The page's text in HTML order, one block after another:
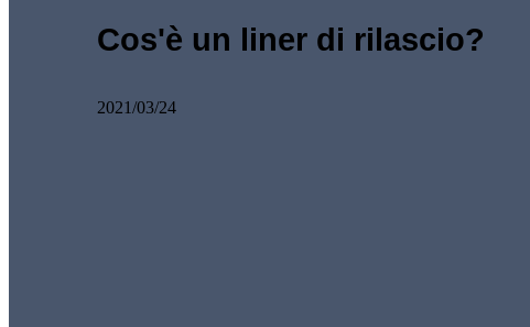
Cos'è un liner di rilascio?
2021/03/24